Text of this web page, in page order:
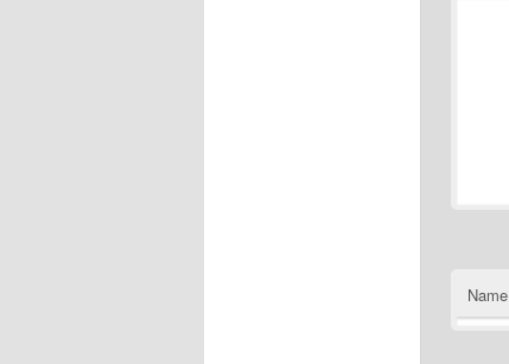
Name